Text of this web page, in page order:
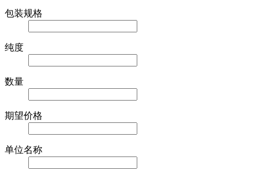
包装规格
纯度
数量
期望价格
单位名称